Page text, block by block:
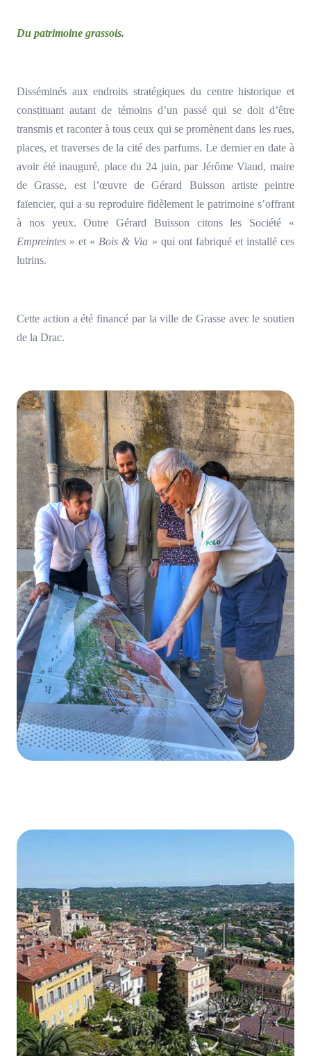
Du patrimoine grassois.
Disséminés aux endroits stratégiques du centre historique et
constituant autant de témoins d’un passé qui se doit d’être
transmis et raconter à tous ceux qui se promènent dans les rues,
places, et traverses de la cité des parfums. Le dernier en date à
avoir été inauguré, place du 24 juin, par Jérôme Viaud, maire
de Grasse, est l’œuvre de Gérard Buisson artiste peintre
faïencier, qui a su reproduire fidèlement le patrimoine s’offrant
à nos yeux. Outre Gérard Buisson citons les Société «
Empreintes » et « Bois & Via » qui ont fabriqué et installé ces
lutrins.
Cette action a été financé par la ville de Grasse avec le soutien
de la Drac.